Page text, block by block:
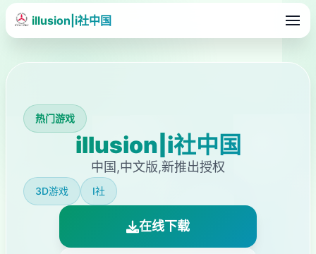
illusion|i社中国
热门游戏
illusion|i社中国
中国,中文版,新推出授权
3D游戏 I社
在线下载